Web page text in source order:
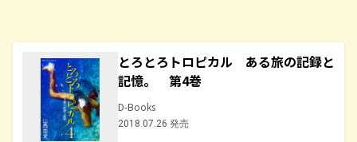
とろとろトロピカル ある旅の記録と
記憶。 第4巻
D-Books
2018.07.26 発売